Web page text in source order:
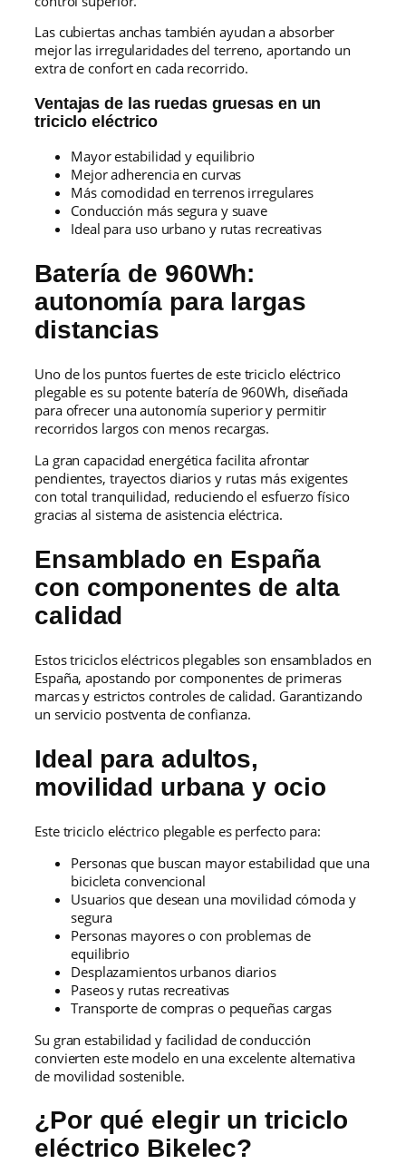
Las cubiertas anchas también ayudan a absorber
mejor las irregularidades del terreno, aportando un
extra de confort en cada recorrido.
Ventajas de las ruedas gruesas en un
triciclo eléctrico
Mayor estabilidad y equilibrio
Mejor adherencia en curvas
Más comodidad en terrenos irregulares
Conducción más segura y suave
Ideal para uso urbano y rutas recreativas
Batería de 960Wh:
autonomía para largas
distancias
Uno de los puntos fuertes de este triciclo eléctrico
plegable es su potente batería de 960Wh, diseñada
para ofrecer una autonomía superior y permitir
recorridos largos con menos recargas.
La gran capacidad energética facilita afrontar
pendientes, trayectos diarios y rutas más exigentes
con total tranquilidad, reduciendo el esfuerzo físico
gracias al sistema de asistencia eléctrica.
Ensamblado en España
con componentes de alta
calidad
Estos triciclos eléctricos plegables son ensamblados en
España, apostando por componentes de primeras
marcas y estrictos controles de calidad. Garantizando
un servicio postventa de confianza.
Ideal para adultos,
movilidad urbana y ocio
Este triciclo eléctrico plegable es perfecto para:
Personas que buscan mayor estabilidad que una
bicicleta convencional
Usuarios que desean una movilidad cómoda y
segura
Personas mayores o con problemas de
equilibrio
Desplazamientos urbanos diarios
Paseos y rutas recreativas
Transporte de compras o pequeñas cargas
Su gran estabilidad y facilidad de conducción
convierten este modelo en una excelente alternativa
de movilidad sostenible.
¿Por qué elegir un triciclo
eléctrico Bikelec?